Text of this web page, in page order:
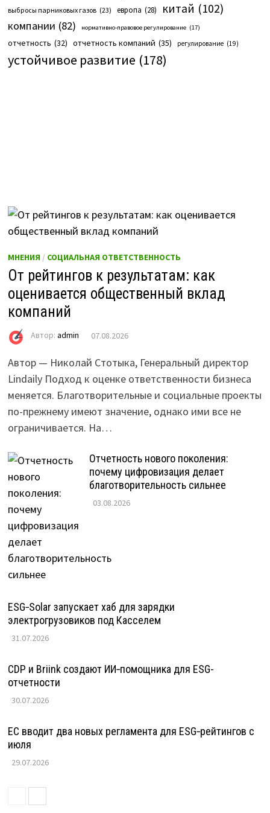
выбросы парниковых газов (23) европа (28) китай (102)
компании (82) нормативно-правовое регулирование (17)
отчетность (32) отчетность компаний (35) регулирование (19)
устойчивое развитие (178)
МНЕНИЯ / СОЦИАЛЬНАЯ ОТВЕТСТВЕННОСТЬ
От рейтингов к результатам: как
оценивается общественный вклад
компаний
Автор: admin 07.08.2026
Автор — Николай Стотыка, Генеральный директор
Lindaily Подход к оценке ответственности бизнеса
меняется. Благотворительные и социальные проекты
по-прежнему имеют значение, однако ими все не
ограничивается. На…
Отчетность нового поколения:
почему цифровизация делает
благотворительность сильнее
03.08.2026
ESG‑Solar запускает хаб для зарядки
электрогрузовиков под Касселем
31.07.2026
CDP и Briink создают ИИ‑помощника для ESG-
отчетности
30.07.2026
ЕС вводит два новых регламента для ESG‑рейтингов с
июля
29.07.2026